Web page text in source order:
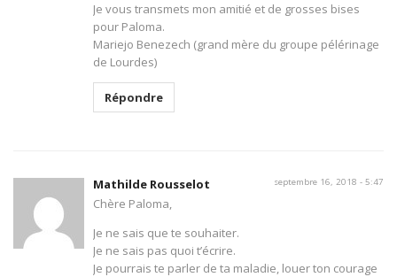
Je vous transmets mon amitié et de grosses bises
pour Paloma.
Mariejo Benezech (grand mère du groupe pélérinage
de Lourdes)
Répondre
Mathilde Rousselot septembre 16, 2018 - 5:47
Chère Paloma,
Je ne sais que te souhaiter.
Je ne sais pas quoi t’écrire.
Je pourrais te parler de ta maladie, louer ton courage